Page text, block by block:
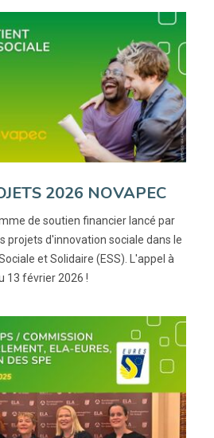
2026 NOVAPEC
de soutien financier lancé par
projets d'innovation sociale dans le
et Solidaire (ESS). L'appel à
13 février 2026 !